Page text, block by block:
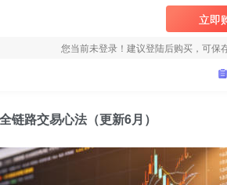
立即
您当前未登录！建议登陆后购买，可保
链路交易心法（更新6月）